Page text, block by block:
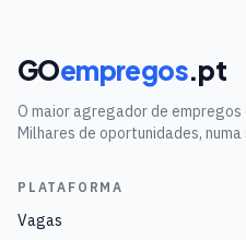
GOempregos.pt
O maior agregador de empregos
Milhares de oportunidades,
PLATAFORMA
Vagas